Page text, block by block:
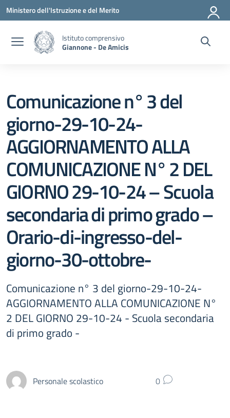
Vai ai contenuti
Vai al menu di navigazione
Vai al footer
Ministero dell'Istruzione e del Merito
Istituto comprensivo
Giannone - De Amicis
Comunicazione n° 3 del
giorno-29-10-24-
AGGIORNAMENTO ALLA
COMUNICAZIONE N° 2 DEL
GIORNO 29-10-24 – Scuola
secondaria di primo grado –
Orario-di-ingresso-del-
giorno-30-ottobre-
Comunicazione n° 3 del giorno-29-10-24-
AGGIORNAMENTO ALLA COMUNICAZIONE N°
2 DEL GIORNO 29-10-24 - Scuola secondaria
di primo grado -
Personale scolastico 0